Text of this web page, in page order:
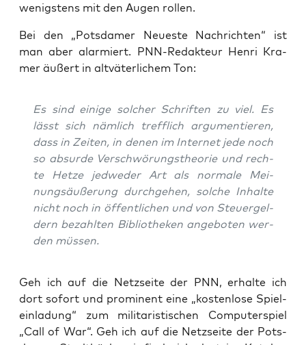
wenigs­tens mit den Augen rollen.
Bei den „Pots­da­mer Neu­es­te Nach­rich­ten“ ist
man aber alar­miert. PNN-Redak­teur Hen­ri Kra­
mer äußert in alt­vä­ter­li­chem Ton:
Es sind eini­ge sol­cher Schrif­ten zu viel. Es
lässt sich näm­lich treff­lich argu­men­tie­ren,
dass in Zei­ten, in denen im Inter­net jede noch
so absur­de Ver­schwö­rungs­theo­rie und rech­
te Het­ze jed­we­der Art als nor­ma­le Mei­
nungs­äu­ße­rung durch­ge­hen, sol­che Inhal­te
nicht noch in öffent­li­chen und von Steu­er­gel­
dern bezahl­ten Biblio­the­ken ange­bo­ten wer­
den müssen.
Geh ich auf die Netz­sei­te der PNN, erhal­te ich
dort sofort und pro­mi­nent eine „kos­ten­lo­se Spiel­
ein­la­dung“ zum mili­ta­ris­ti­schen Com­pu­ter­spiel
„Call of War“. Geh ich auf die Netz­sei­te der Pots­